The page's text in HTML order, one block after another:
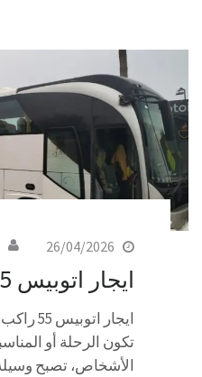
26/04/2026
ايجار اتوبيس 55 راكب
تكون الرحلة أو
الأشخاص، تصبح